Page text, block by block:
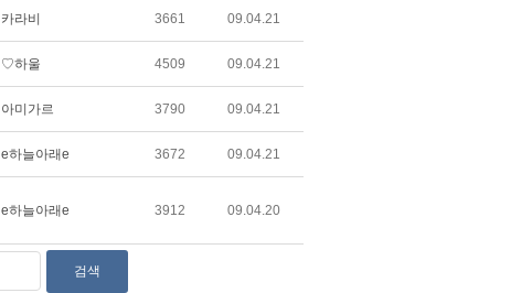
카라비 3661 09.04.21
♡하울 4509 09.04.21
아미가르 3790 09.04.21
e하늘아래e 3672 09.04.21
e하늘아래e 3912 09.04.20